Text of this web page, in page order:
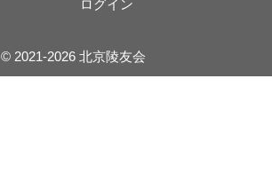
ログイン
© 2021-2026 北京陵友会